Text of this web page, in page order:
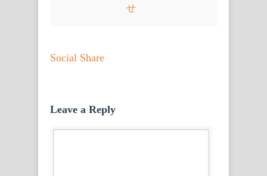
せ
Social Share
Leave a Reply